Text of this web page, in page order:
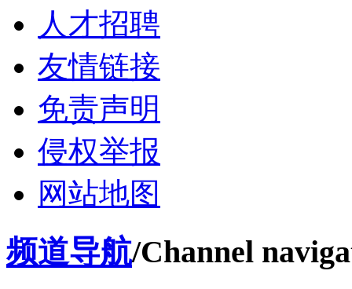
人才招聘
友情链接
免责声明
侵权举报
网站地图
频道导航/Channel